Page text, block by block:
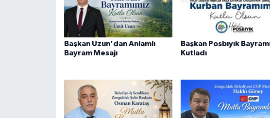
Başkan Uzun'dan Anlamlı
Bayram Mesajı
Başkan Posbıyık
Kutladı